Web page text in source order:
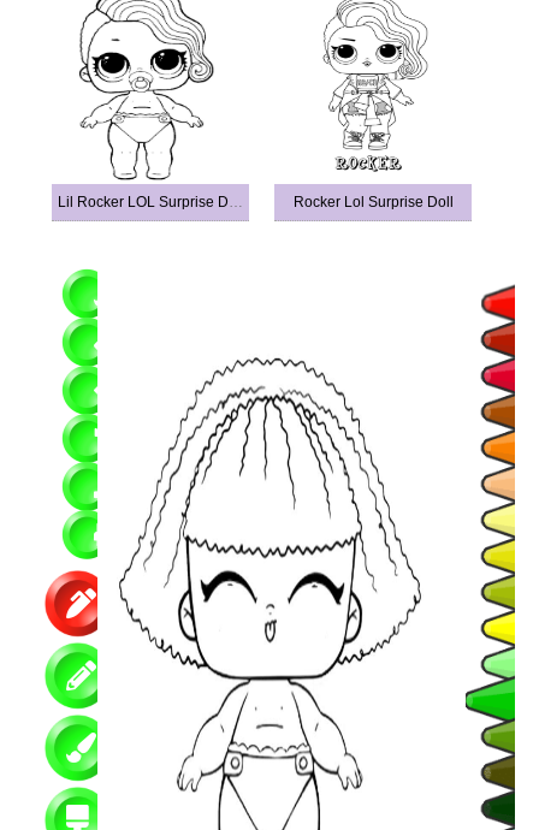
Lil Rocker LOL Surprise Doll Rocker Lol Surprise Doll